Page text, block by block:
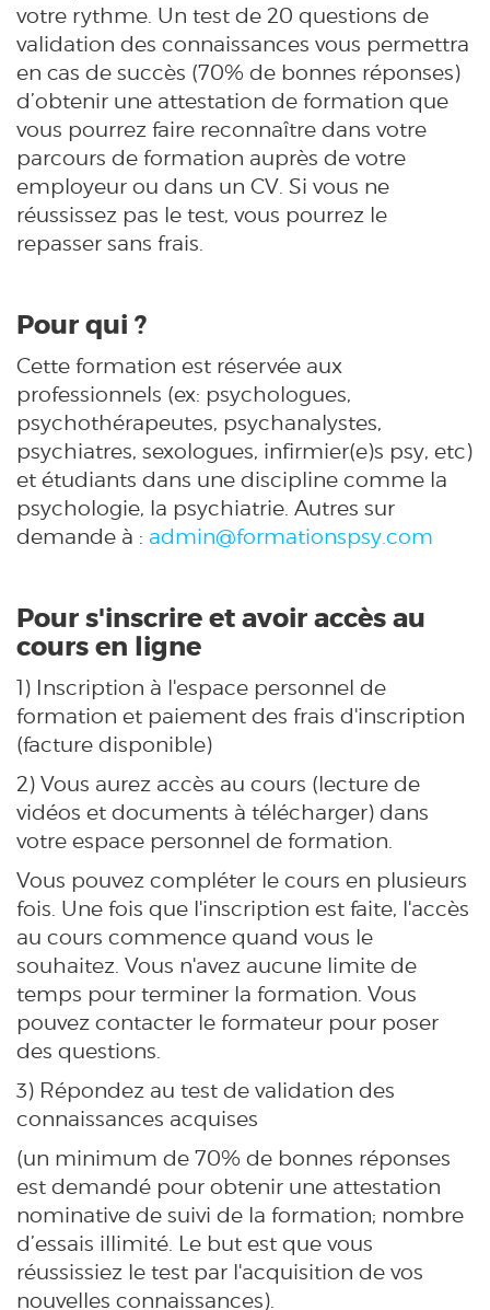
votre rythme. Un test de 20 questions de
validation des connaissances vous permettra
en cas de succès (70% de bonnes réponses)
d’obtenir une attestation de formation que
vous pourrez faire reconnaître dans votre
parcours de formation auprès de votre
employeur ou dans un CV. Si vous ne
réussissez pas le test, vous pourrez le
repasser sans frais.
Pour qui ?
Cette formation est réservée aux
professionnels (ex: psychologues,
psychothérapeutes, psychanalystes,
psychiatres, sexologues, infirmier(e)s psy, etc)
et étudiants dans une discipline comme la
psychologie, la psychiatrie. Autres sur
demande à : admin@formationspsy.com
Pour s'inscrire et avoir accès au
cours en ligne
1) Inscription à l'espace personnel de
formation et paiement des frais d'inscription
(facture disponible)
2) Vous aurez accès au cours (lecture de
vidéos et documents à télécharger) dans
votre espace personnel de formation.
Vous pouvez compléter le cours en plusieurs
fois. Une fois que l'inscription est faite, l'accès
au cours commence quand vous le
souhaitez. Vous n'avez aucune limite de
temps pour terminer la formation. Vous
pouvez contacter le formateur pour poser
des questions.
3) Répondez au test de validation des
connaissances acquises
(un minimum de 70% de bonnes réponses
est demandé pour obtenir une attestation
nominative de suivi de la formation; nombre
d’essais illimité. Le but est que vous
réussissiez le test par l'acquisition de vos
nouvelles connaissances).